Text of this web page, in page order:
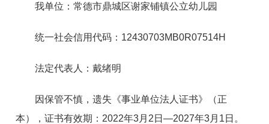
我单位：常德市鼎城区谢家铺镇公立幼儿园
统一社会信用代码：12430703MB0R07514H
法定代表人：戴绪明
因保管不慎，遗失《事业单位法人证书》（正
本），证书有效期：2022年3月2日—2027年3月1日。